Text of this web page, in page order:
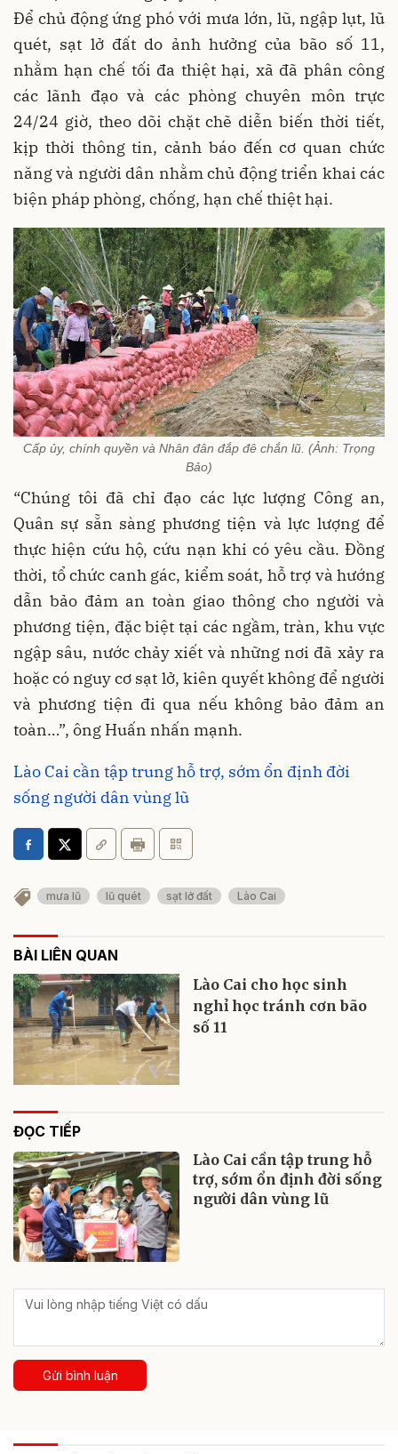
Để chủ động ứng phó với mưa lớn, lũ, ngập lụt, lũ
quét, sạt lở đất do ảnh hưởng của bão số 11,
nhằm hạn chế tối đa thiệt hại, xã đã phân công
các lãnh đạo và các phòng chuyên môn trực
24/24 giờ, theo dõi chặt chẽ diễn biến thời tiết,
kịp thời thông tin, cảnh báo đến cơ quan chức
năng và người dân nhằm chủ động triển khai các
biện pháp phòng, chống, hạn chế thiệt hại.
Cấp ủy, chính quyền và Nhân đân đắp đê chắn lũ. (Ảnh: Trọng
Bảo)
“Chúng tôi đã chỉ đạo các lực lượng Công an,
Quân sự sẵn sàng phương tiện và lực lượng để
thực hiện cứu hộ, cứu nạn khi có yêu cầu. Đồng
thời, tổ chức canh gác, kiểm soát, hỗ trợ và hướng
dẫn bảo đảm an toàn giao thông cho người và
phương tiện, đặc biệt tại các ngầm, tràn, khu vực
ngập sâu, nước chảy xiết và những nơi đã xảy ra
hoặc có nguy cơ sạt lở, kiên quyết không để người
và phương tiện đi qua nếu không bảo đảm an
toàn…”, ông Huấn nhấn mạnh.
Lào Cai cần tập trung hỗ trợ, sớm ổn định đời
sống người dân vùng lũ
mưa lũ lũ quét sạt lở đất Lào Cai
BÀI LIÊN QUAN
Lào Cai cho học sinh
nghỉ học tránh cơn bão
số 11
ĐỌC TIẾP
Lào Cai cần tập trung hỗ
trợ, sớm ổn định đời sống
người dân vùng lũ
Gửi bình luận